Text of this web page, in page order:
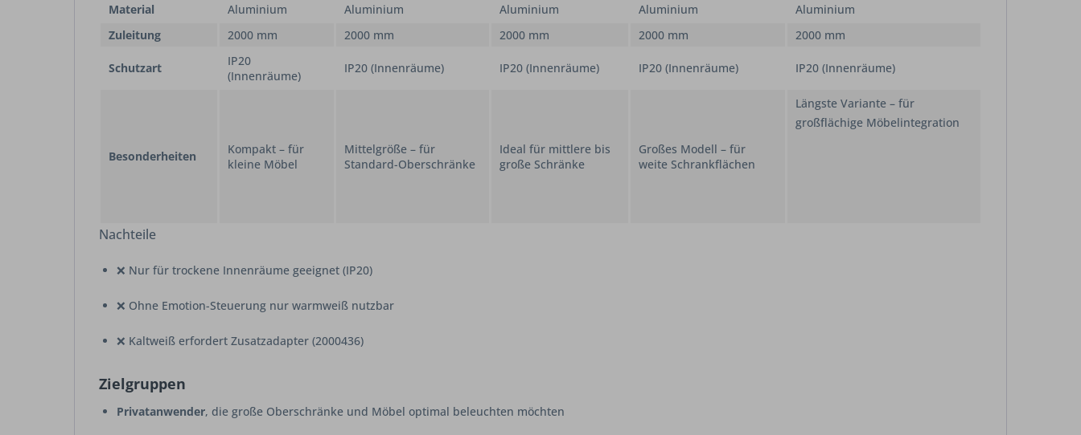
Material
Aluminium Aluminium Aluminium Aluminium
Aluminium
Zuleitung
2000 mm 2000 mm 2000 mm 2000 mm 2000 mm
Schutzart
IP20
(Innenräume)
IP20 (Innenräume) IP20 (Innenräume) IP20 (Innenräume) IP20 (Innenräume)
Besonderheiten
Kompakt – für
kleine Möbel
Mittelgröße – für
Standard-Oberschränke
Ideal für mittlere bis
große Schränke
Großes Modell – für
weite Schrankflächen
Längste Variante – für
großflächige Möbelintegration
Nachteile
❌ Nur für trockene Innenräume geeignet (IP20)
❌ Ohne Emotion-Steuerung nur warmweiß nutzbar
❌ Kaltweiß erfordert Zusatzadapter (2000436)
Zielgruppen
Privatanwender, die große Oberschränke und Möbel optimal beleuchten möchten